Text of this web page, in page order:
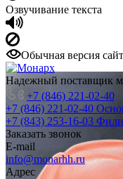
Озвучивание текста
Обычная версия
Надежный поставщик
+7 (846) 221-02-40
+7 (846) 221-02-40
+7 (843) 253-16-03
Заказать звонок
E-mail
info@monarhh.ru
Адрес